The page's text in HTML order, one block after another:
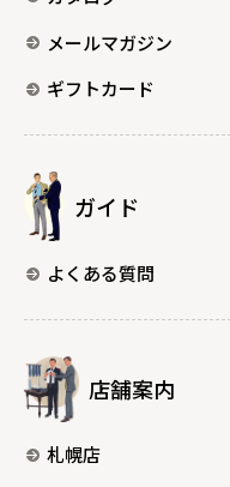
メールマガジン
ギフトカード
ガイド
よくある質問
店舗案内
札幌店